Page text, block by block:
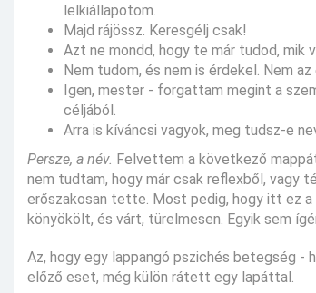
lelkiállapotom.
Majd rájössz. Keresgélj csak!
Azt ne mondd, hogy te már tudod,
Nem tudom, és nem is érdekel. Nem
Igen, mester - forgattam megint a
céljából.
Arra is kíváncsi vagyok, meg tudsz-e
Persze, a név. Felvettem a következő
nem tudtam, hogy már csak reflexből, vagy
erőszakosan tette. Most pedig, hogy itt ez a
könyökölt, és várt, türelmesen. Egyik sem
Az, hogy egy lappangó pszichés betegség -
előző eset, még külön rátett egy lapáttal.